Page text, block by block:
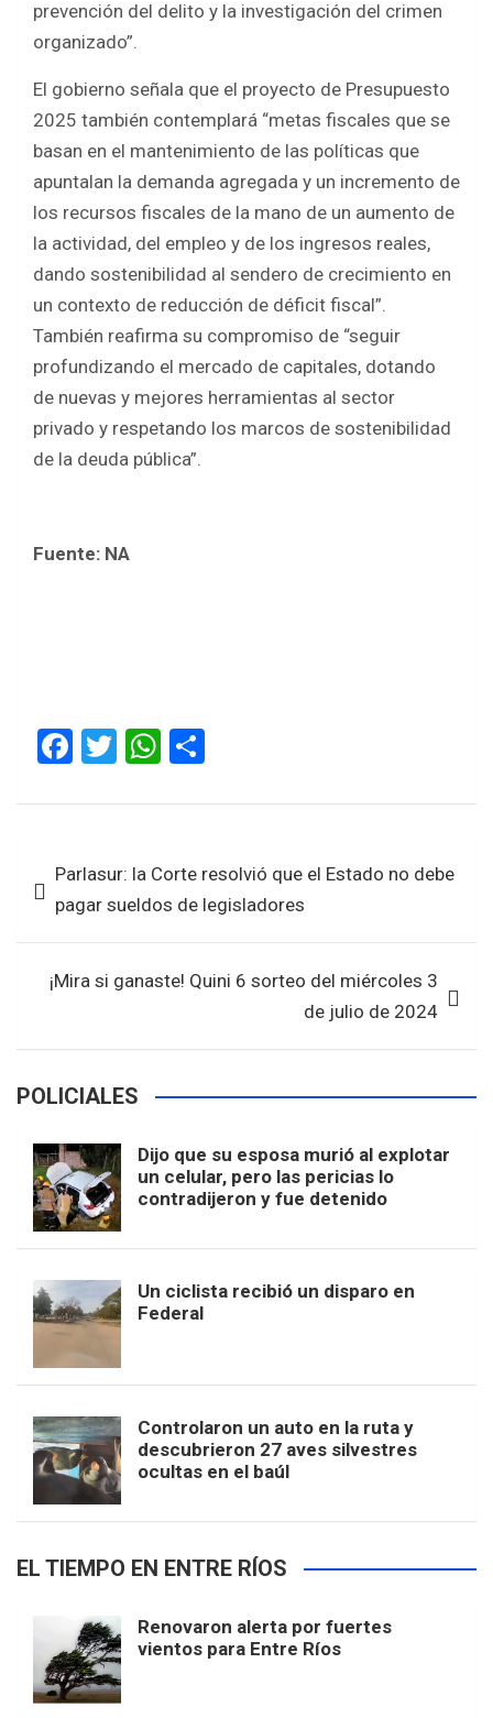
prevención del delito y la investigación del crimen
organizado”.
El gobierno señala que el proyecto de Presupuesto
2025 también contemplará “metas fiscales que se
basan en el mantenimiento de las políticas que
apuntalan la demanda agregada y un incremento de
los recursos fiscales de la mano de un aumento de
la actividad, del empleo y de los ingresos reales,
dando sostenibilidad al sendero de crecimiento en
un contexto de reducción de déficit fiscal”.
También reafirma su compromiso de “seguir
profundizando el mercado de capitales, dotando
de nuevas y mejores herramientas al sector
privado y respetando los marcos de sostenibilidad
de la deuda pública”.
Fuente: NA
F
ce
o
o
k
T
tt
W
at
A
p
p
ar
de
entradas
Parlasur: la Corte resolvió que el Estado no debe
pagar sueldos de legisladores
¡Mira si ganaste! Quini 6 sorteo del miércoles 3
de julio de 2024
POLICIALES
Dijo que su esposa murió al explotar
un celular, pero las pericias lo
contradijeron y fue detenido
Un ciclista recibió un disparo en
Federal
Controlaron un auto en la ruta y
descubrieron 27 aves silvestres
ocultas en el baúl
EL TIEMPO EN ENTRE RÍOS
Renovaron alerta por fuertes
vientos para Entre Ríos